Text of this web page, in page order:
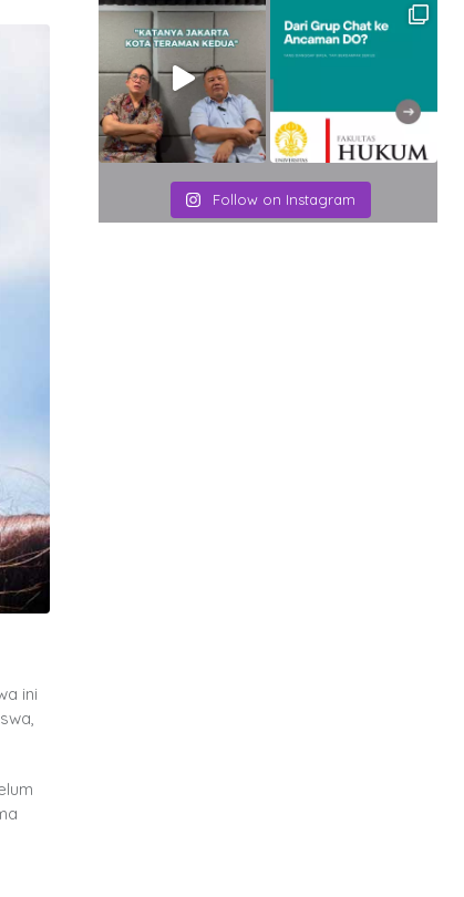
ini
Follow on Instagram